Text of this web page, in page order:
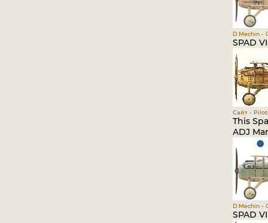
D.Mechin -
SPAD
Сайт -
This
ADJ
D.Mechin -
SPAD